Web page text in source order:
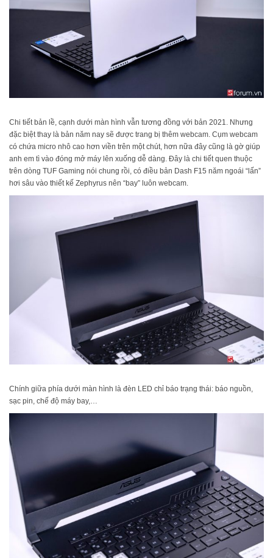
Chi tiết bản lề, cạnh dưới màn hình vẫn tương đồng với bản 2021. Nhưng
đặc biệt thay là bản năm nay sẽ được trang bị thêm webcam. Cụm webcam
có chứa micro nhô cao hơn viền trên một chút, hơn nữa đây cũng là gờ giúp
anh em tì vào đóng mở máy lên xuống dễ dàng. Đây là chi tiết quen thuộc
trên dòng TUF Gaming nói chung rồi, có điều bản Dash F15 năm ngoái “lấn”
hơi sâu vào thiết kế Zephyrus nên “bay” luôn webcam.
Chính giữa phía dưới màn hình là đèn LED chỉ báo trạng thái: báo nguồn,
sạc pin, chế độ máy bay,…